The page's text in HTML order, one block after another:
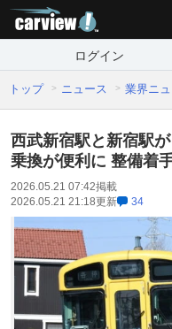
ログイン
トップ ニュース 業界ニ
西武新宿駅と新宿駅
乗換が便利に 整備着
2026.05.21 07:42掲載
2026.05.21 21:18更新 34